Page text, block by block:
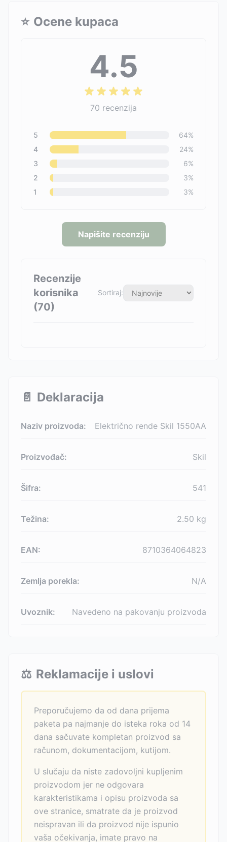
⭐ Ocene kupaca
4.5
70 recenzija
5 64%
4
24%
3
6%
2
3%
1
3%
Napišite recenziju
Recenzije
korisnika
(70)
Sortiraj:
📄 Deklaracija
Naziv proizvoda: Električno rende Skil 1550AA
Proizvođač: Skil
Šifra: 541
Težina: 2.50 kg
EAN: 8710364064823
Zemlja porekla: N/A
Uvoznik: Navedeno na pakovanju proizvoda
⚖️ Reklamacije i uslovi
Preporučujemo da od dana prijema
paketa pa najmanje do isteka roka od 14
dana sačuvate kompletan proizvod sa
računom, dokumentacijom, kutijom.
U slučaju da niste zadovoljni kupljenim
proizvodom jer ne odgovara
karakteristikama i opisu proizvoda sa
ove stranice, smatrate da je proizvod
neispravan ili da proizvod nije ispunio
vaša očekivanja, imate pravo na